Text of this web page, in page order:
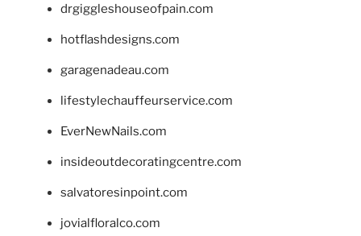
drgiggleshouseofpain.com
hotflashdesigns.com
garagenadeau.com
lifestylechauffeurservice.com
EverNewNails.com
insideoutdecoratingcentre.com
salvatoresinpoint.com
jovialfloralco.com